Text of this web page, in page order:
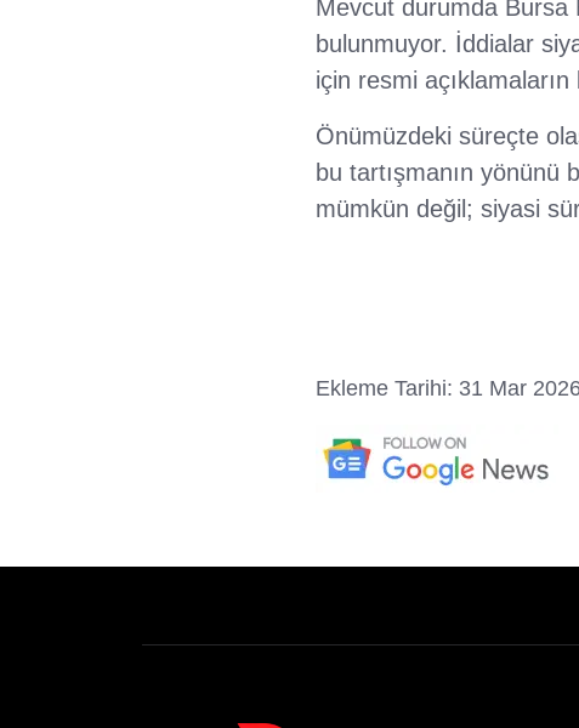
Mevcut durumda Bursa
bulunmuyor. İddialar
için resmi
Önümüzdeki süreçte
bu tartışmanın
mümkün değil; siyasi
Ekleme Tarihi: 31 Mar